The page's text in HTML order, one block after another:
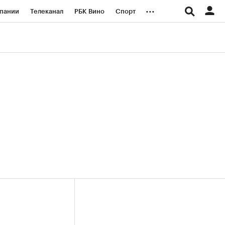
Телеканал РБК Вино Спорт ...